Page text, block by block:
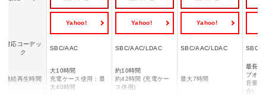
Yahoo! Yahoo! Yahoo!
対応コーデッ
ク
SBC/AAC SBC/AAC/LDAC SBC/AAC/LDAC SBC/
連続再生時間
大10時間
充電ケース使用：最
大40時間
約10時間
約42時間 (充電ケー
ス併用)
最大7時間
最長7
ブオー
音量調
合)